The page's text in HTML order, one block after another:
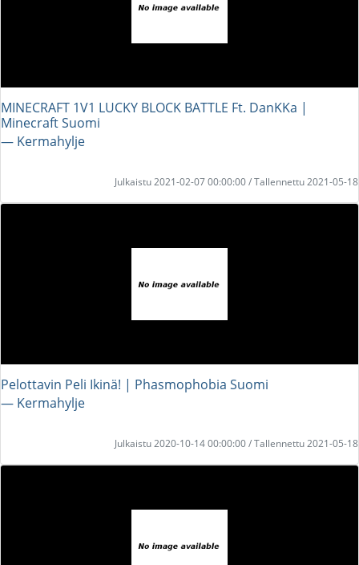
MINECRAFT 1V1 LUCKY BLOCK BATTLE Ft. DanKKa |
Minecraft Suomi
― Kermahylje
Julkaistu 2021-02-07 00:00:00 / Tallennettu 2021-05-18
Pelottavin Peli Ikinä! | Phasmophobia Suomi
― Kermahylje
Julkaistu 2020-10-14 00:00:00 / Tallennettu 2021-05-18